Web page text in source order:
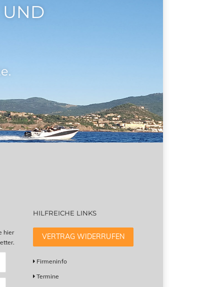
UND
hier
HILFREICHE LINKS
VERTRAG WIDERRUFEN
Firmeninfo
Termine